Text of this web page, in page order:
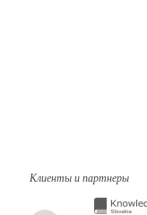
Клиенты и партнеры